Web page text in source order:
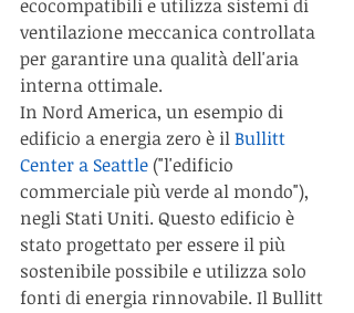
ecocompatibili e utilizza sistemi di
ventilazione meccanica controllata
per garantire una qualità dell'aria
interna ottimale.
In Nord America, un esempio di
edificio a energia zero è il Bullitt
Center a Seattle ("l'edificio
commerciale più verde al mondo"),
negli Stati Uniti. Questo edificio è
stato progettato per essere il più
sostenibile possibile e utilizza solo
fonti di energia rinnovabile. Il Bullitt